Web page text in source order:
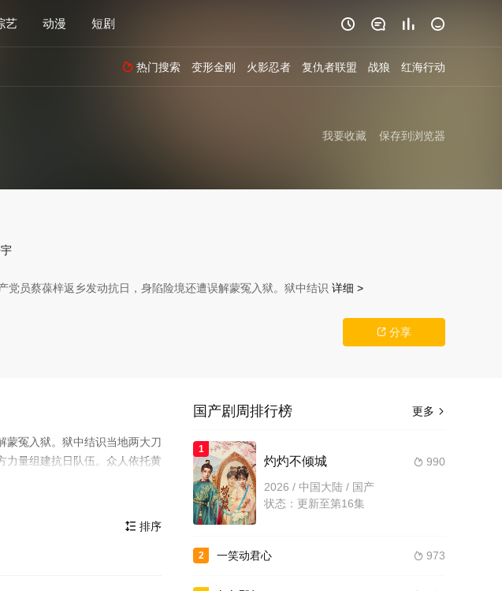
艺 动漫 短剧    
 热门搜索 变形金刚 火影忍者 复仇者联盟 战狼 红海行动
保存到浏览器
我要收藏
员蔡葆梓返乡发动抗日，身陷险境还遭误解蒙冤入狱。狱中结识 详细 >
 分享
蒙冤入狱。狱中结识当地两大刀
力量组建抗日队伍。众人依托黄
血守护故土家园，谱写了豫西
 排序
更多 
国产剧周排行榜
1
 990
灼灼不倾城
2026 / 中国大陆 / 国产
状态：更新至第16集
2  973
一笑动君心